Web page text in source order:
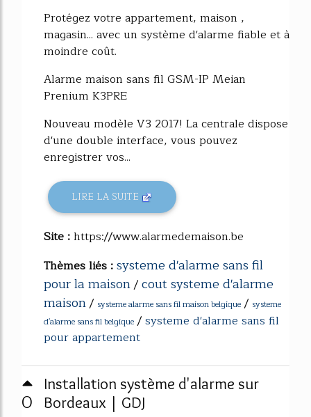
Protégez votre appartement, maison ,
magasin... avec un système d'alarme fiable et à
moindre coût.
Alarme maison sans fil GSM-IP Meian
Prenium K3PRE
Nouveau modèle V3 2017! La centrale dispose
d'une double interface, vous pouvez
enregistrer vos...
LIRE LA SUITE
Site :https://www.alarmedemaison.be
Thèmes liés :systeme d'alarme sans fil
pour la maison/cout systeme d'alarme
maison/ systeme alarme sans fil maison belgique / systeme
d'alarme sans fil belgique /systeme d'alarme sans fil
pour appartement
0
Installation système d'alarme sur
Bordeaux | GDJ